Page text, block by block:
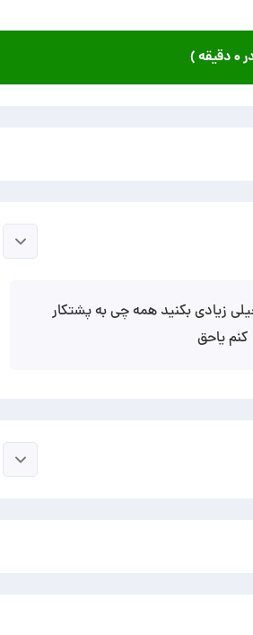
۰ دقیقه )
زیادی بکنید همه چی به پشتکار
یاحق